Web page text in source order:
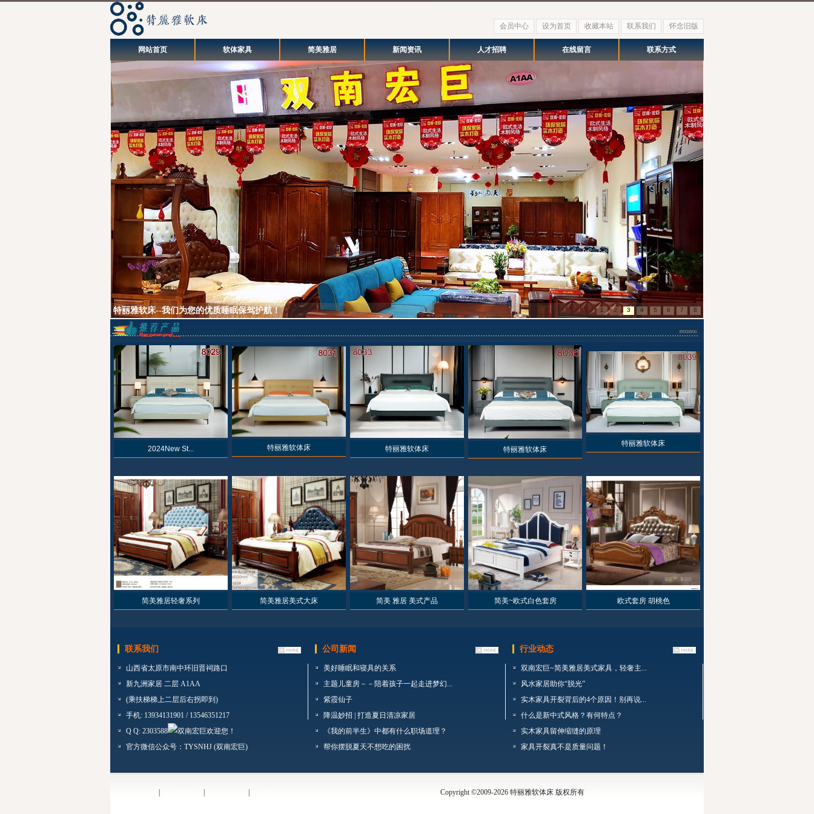
会员中心 设为首页 收藏本站 联系我们 怀念旧版
网站首页 软体家具 简美雅居 新闻资讯 人才招聘 在线留言 联系方式
2024New St... 特丽雅软体床 特丽雅软体床 特丽雅软体床
特丽雅软体床
简美雅居轻奢系列 简美雅居美式大床 简美 雅居 美式产品 简美~欧式白色套房 欧式套房 胡桃色
联系我们
山西省太原市南中环旧晋祠路口
新九洲家居 二层 A1AA
(乘扶梯梯上二层后右拐即到)
手机: 13934131901 / 13546351217
Q Q: 2303588
官方微信公众号：TYSNHJ (双南宏巨)
公司新闻
美好睡眠和寝具的关系
主题儿童房－－陪着孩子一起走进梦幻...
紫霞仙子
降温妙招 | 打造夏日清凉家居
《我的前半生》中都有什么职场道理？
帮你摆脱夏天不想吃的困扰
行业动态
双南宏巨~简美雅居美式家具，轻奢主...
风水家居助你“脱光”
实木家具开裂背后的4个原因！别再说...
什么是新中式风格？有何特点？
实木家具留伸缩缝的原理
家具开裂真不是质量问题！
Copyright ©2009-2026 特丽雅软体床 版权所有